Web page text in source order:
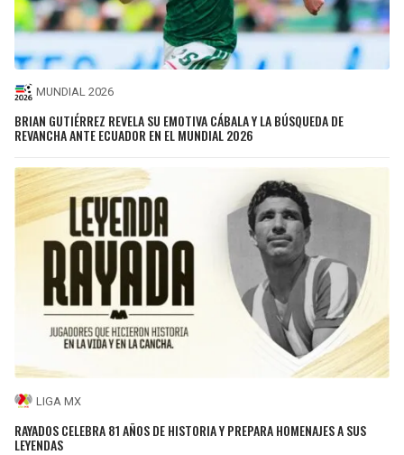
MUNDIAL 2026
BRIAN GUTIÉRREZ REVELA SU EMOTIVA CÁBALA Y LA BÚSQUEDA DE
REVANCHA ANTE ECUADOR EN EL MUNDIAL 2026
LIGA MX
RAYADOS CELEBRA 81 AÑOS DE HISTORIA Y PREPARA HOMENAJES A SUS
LEYENDAS